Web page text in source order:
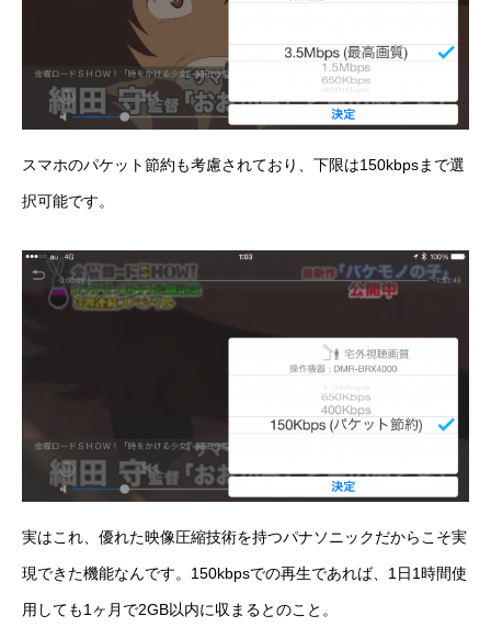
スマホのパケット節約も考慮されており、下限は150kbpsまで選
択可能です。
実はこれ、優れた映像圧縮技術を持つパナソニックだからこそ実
現できた機能なんです。150kbpsでの再生であれば、1日1時間使
用しても1ヶ月で2GB以内に収まるとのこと。